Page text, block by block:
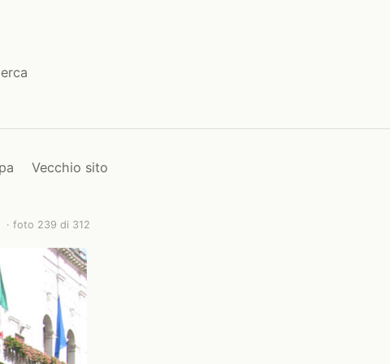
Vecchio sito
· foto 239 di 312